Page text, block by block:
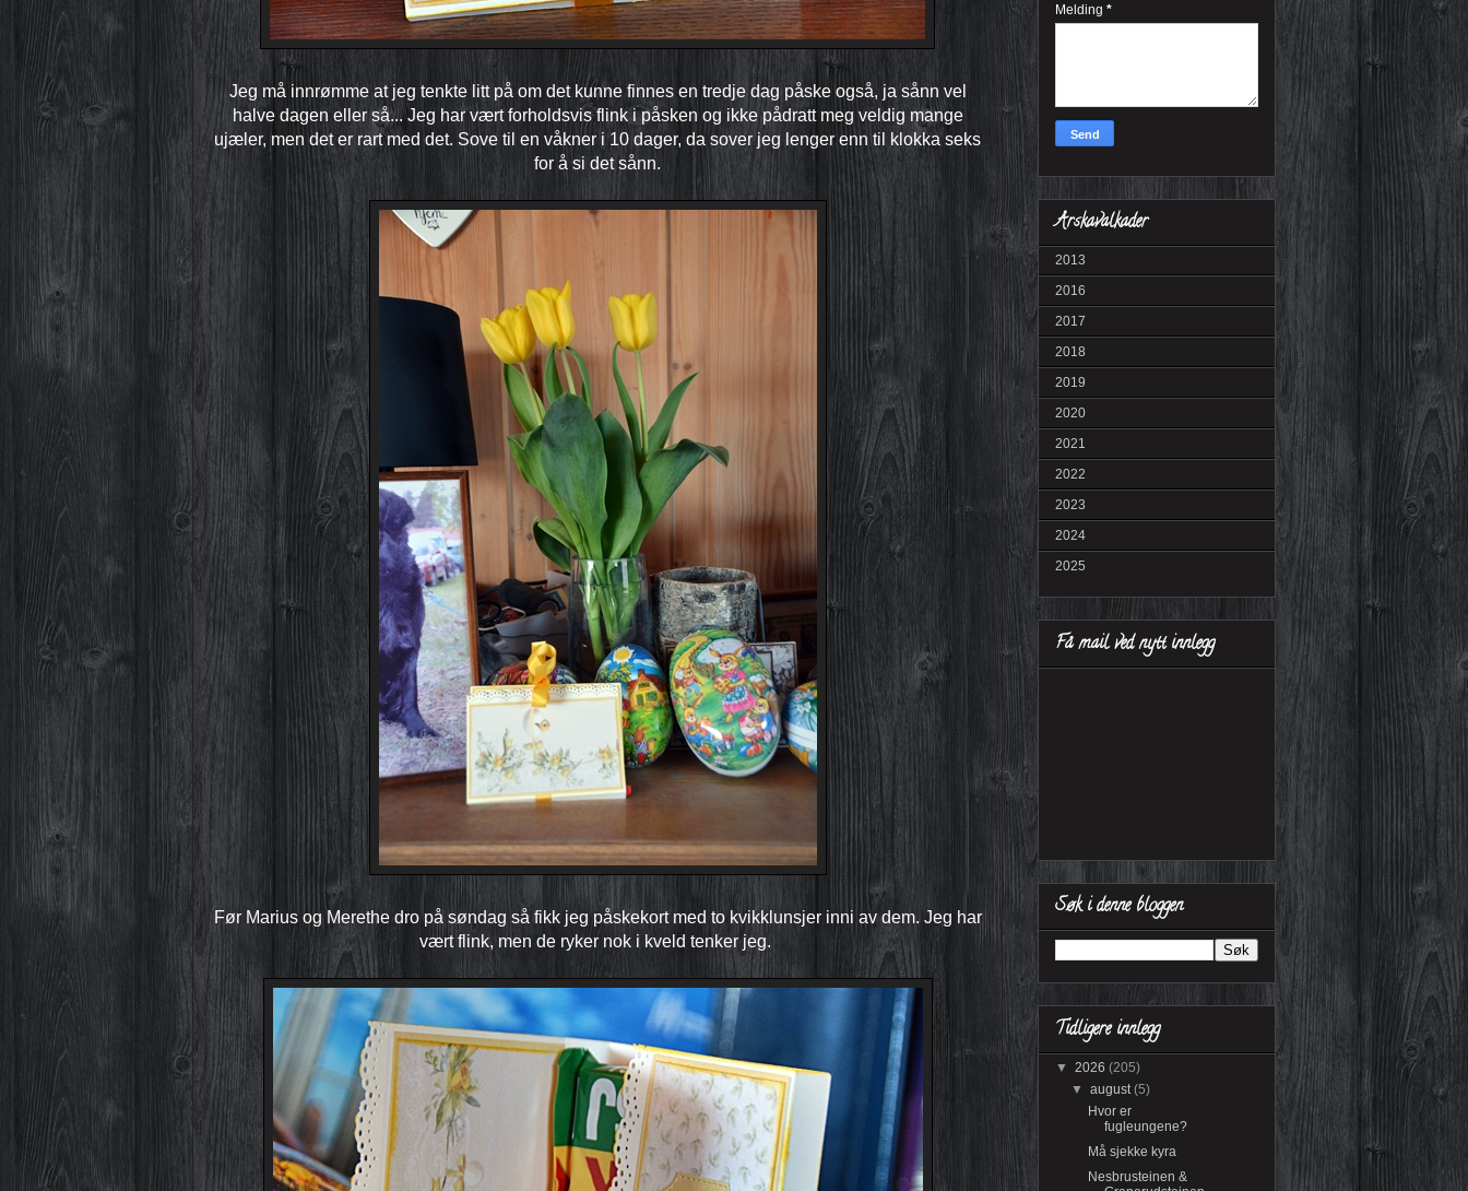
Jeg må innrømme at jeg tenkte litt på om det kunne finnes en tredje dag påske også, ja sånn vel
halve dagen eller så... Jeg har vært forholdsvis flink i påsken og ikke pådratt meg veldig mange
ujæler, men det er rart med det. Sove til en våkner i 10 dager, da sover jeg lenger enn til klokka seks
for å si det sånn.
Før Marius og Merethe dro på søndag så fikk jeg påskekort med to kvikklunsjer inni av dem. Jeg har
vært flink, men de ryker nok i kveld tenker jeg.
Melding *
Årskavalkader
2013
2016
2017
2018
2019
2020
2021
2022
2023
2024
2025
Få mail ved nytt innlegg
Søk i denne bloggen
Tidligere innlegg
▼ 2026 (205)
▼august(5)
Hvor er
fugleungene?
Må sjekke kyra
Nesbrusteinen &